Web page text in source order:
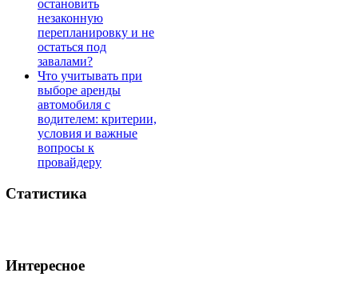
остановить
незаконную
перепланировку и не
остаться под
завалами?
Что учитывать при
выборе аренды
автомобиля с
водителем: критерии,
условия и важные
вопросы к
провайдеру
Статистика
Интересное